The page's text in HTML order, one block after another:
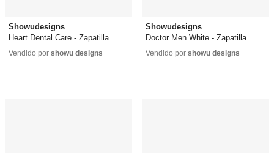
Showudesigns
Heart Dental Care - Zapatilla
26,99 €
Vendido porshowu designs
Showudesigns
Doctor Men White - Zapatilla
26,99 €
Vendido por showu designs